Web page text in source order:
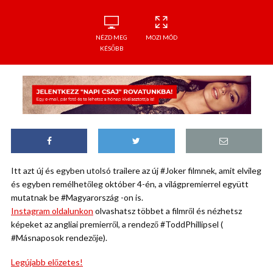
NÉZD MEG
KÉSŐBB
MOZI MÓD
Itt azt új és egyben utolsó trailere az új #Joker filmnek, amit elvileg
és egyben remélhetőleg október 4-én, a világpremierrel együtt
mutatnak be #Magyarország -on is.
Instagram oldalunkon olvashatsz többet a filmről és nézhetsz
képeket az angliai premierről, a rendező #ToddPhillipsel (
#Másnaposok rendezője).
Legújabb előzetes!